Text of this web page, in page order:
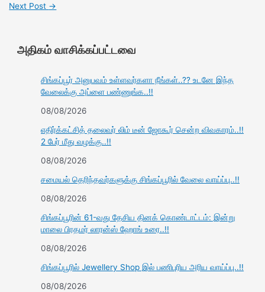
Next Post →
அதிகம் வாசிக்கப்பட்டவை
சிங்கப்பூர் அனுபவம் உள்ளவர்களா நீங்கள்..?? உடனே இந்த
வேலைக்கு அப்ளை பண்ணுங்க..!!
08/08/2026
எதிர்க்கட்சித் தலைவர் லிம் டீன் ஜோகூர் சென்ற விவகாரம்..!!
2 பேர் மீது வழக்கு..!!
08/08/2026
சமையல் தெரிந்தவர்களுக்கு சிங்கப்பூரில் வேலை வாய்ப்பு..!!
08/08/2026
சிங்கப்பூரின் 61-வது தேசிய தினக் கொண்டாட்டம்: இன்று
மாலை பிரதமர் லாரன்ஸ் ஹோங் உரை..!!
08/08/2026
சிங்கப்பூரில் Jewellery Shop இல் பணிபுரிய அரிய வாய்ப்பு..!!
08/08/2026